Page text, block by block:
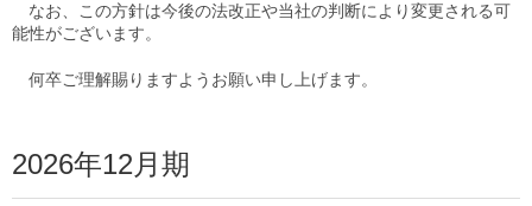
なお、この方針は今後の法改正や当社の判断により変更される可
能性がございます。
何卒ご理解賜りますようお願い申し上げます。
2026年12月期